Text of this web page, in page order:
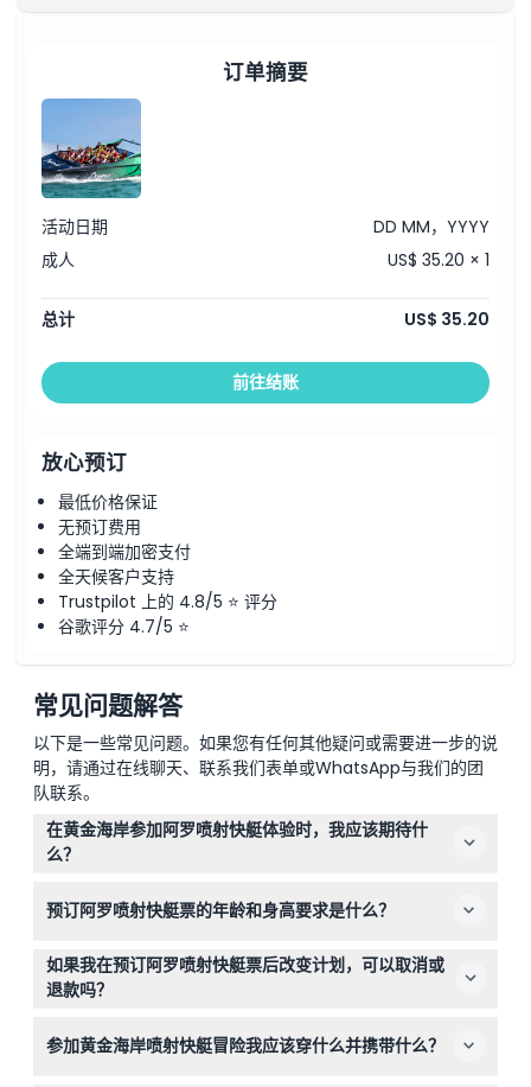
订单摘要
活动日期
DD MM，YYYY
成人
US$ 35.20 × 1
总计 US$ 35.20
前往结账
放心预订
最低价格保证
无预订费用
全端到端加密支付
全天候客户支持
Trustpilot 上的 4.8/5 ⭐ 评分
谷歌评分 4.7/5 ⭐
常见问题解答
以下是一些常见问题。如果您有任何其他疑问或需要进一步的说
明，请通过在线聊天、联系我们表单或WhatsApp与我们的团
队联系。
在黄金海岸参加阿罗喷射快艇体验时，我应该期待什
么？
转和360度机动操作，游览美丽的黄金海岸布罗德沃特。整
预订阿罗喷射快艇票的年龄和身高要求是什么？
参与者必须至少5岁，5至13岁的儿童需要有付费成人陪同。
此外，乘客身高必须超过1.1米才能参加乘坐。
如果我在预订阿罗喷射快艇票后改变计划，可以取消或
退款吗？
和时间使用您的预订。
参加黄金海岸喷射快艇冒险我应该穿什么并携带什么？